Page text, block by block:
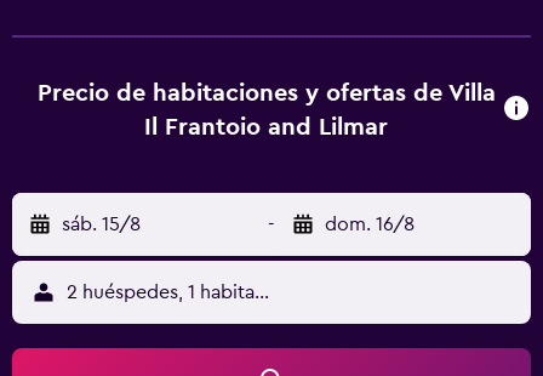
zapatillas, bidé, artículos de higiene personal gratuitos y
secador de pelo. Los huéspedes pueden navegar por la
escritorio y teléfono. Se ofrece servicio de limpieza todos
los días. En el alojamiento hay piscina al aire libre de
temporada y bañera de hidromasaje. Se pueden practicar
las actividades de ocio y esparcimiento que se indican
más abajo en las instalaciones o cerca del alojamiento (es
posible que se aplique un recargo).
Precio de habitaciones y ofertas de Villa
Il Frantoio and Lilmar
sáb. 15/8 - dom. 16/8
2 huéspedes, 1 habitación